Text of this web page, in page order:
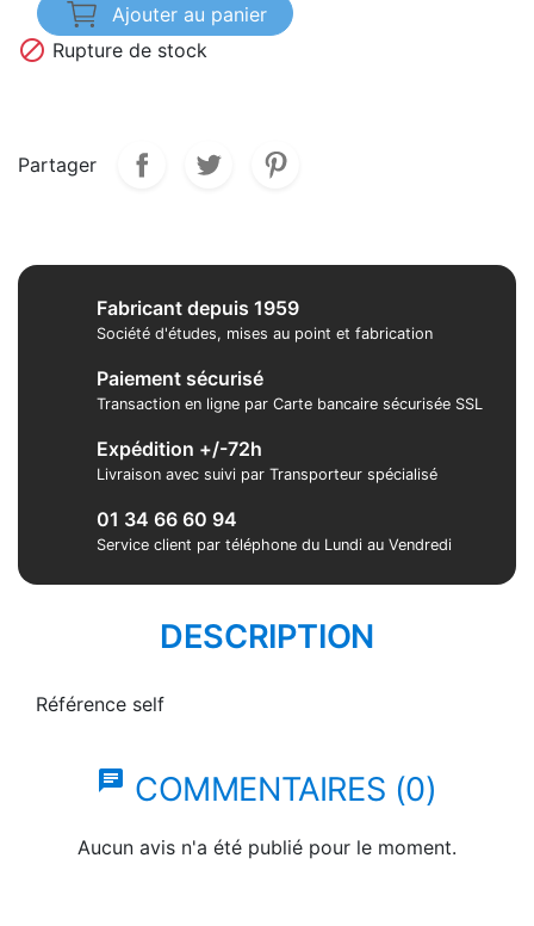
Ajouter au panier
 Rupture de stock
Partager
Fabricant depuis 1959
Société d'études, mises au point et fabrication
Paiement sécurisé
Transaction en ligne par Carte bancaire sécurisée SSL
Expédition +/-72h
Livraison avec suivi par Transporteur spécialisé
01 34 66 60 94
Service client par téléphone du Lundi au Vendredi
DESCRIPTION
Référence self
chat COMMENTAIRES (0)
Aucun avis n'a été publié pour le moment.